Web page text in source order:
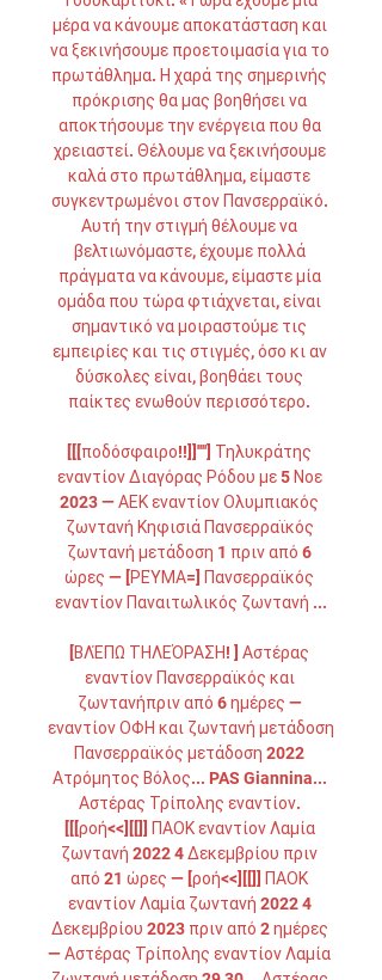
μέρα να κάνουμε αποκατάσταση και
να ξεκινήσουμε προετοιμασία για το
πρωτάθλημα. Η χαρά της σημερινής
πρόκρισης θα μας βοηθήσει να
αποκτήσουμε την ενέργεια που θα
χρειαστεί. Θέλουμε να ξεκινήσουμε
καλά στο πρωτάθλημα, είμαστε
συγκεντρωμένοι στον Πανσερραϊκό.
Αυτή την στιγμή θέλουμε να
βελτιωνόμαστε, έχουμε πολλά
πράγματα να κάνουμε, είμαστε μία
ομάδα που τώρα φτιάχνεται, είναι
σημαντικό να μοιραστούμε τις
εμπειρίες και τις στιγμές, όσο κι αν
δύσκολες είναι, βοηθάει τους
παίκτες ενωθούν περισσότερο.
[[[ποδόσφαιρο!!]]''''] Τηλυκράτης
εναντίον Διαγόρας Ρόδου με 5 Νοε
2023 — ΑΕΚ εναντίον Ολυμπιακός
ζωντανή Κηφισιά Πανσερραϊκός
ζωντανή μετάδοση 1 πριν από 6
ώρες — [ΡΕΎΜΑ=] Πανσερραϊκός
εναντίον Παναιτωλικός ζωντανή ...
[ΒΛΈΠΩ ΤΗΛΕΌΡΑΣΗ! ] Αστέρας
εναντίον Πανσερραϊκός και
ζωντανήπριν από 6 ημέρες —
εναντίον ΟΦΗ και ζωντανή μετάδοση
Πανσερραϊκός μετάδοση 2022
Ατρόμητος Βόλος... PAS Giannina...
Αστέρας Τρίπολης εναντίον.
[[[ροή<<][[]] ΠΑΟΚ εναντίον Λαμία
ζωντανή 2022 4 Δεκεμβρίου πριν
από 21 ώρες — [ροή<<][[]] ΠΑΟΚ
εναντίον Λαμία ζωντανή 2022 4
Δεκεμβρίου 2023 πριν από 2 ημέρες
— Αστέρας Τρίπολης εναντίον Λαμία